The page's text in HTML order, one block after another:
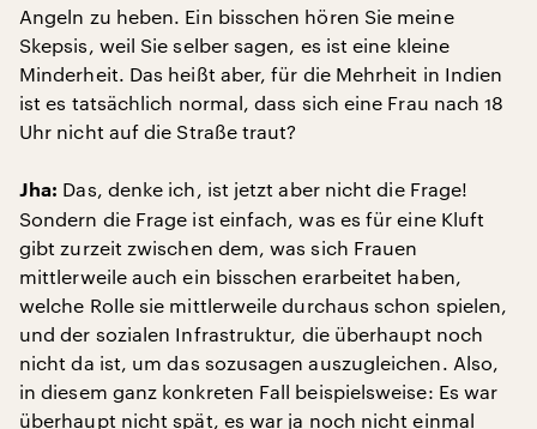
Angeln zu heben. Ein bisschen hören Sie meine
Skepsis, weil Sie selber sagen, es ist eine kleine
Minderheit. Das heißt aber, für die Mehrheit in Indien
ist es tatsächlich normal, dass sich eine Frau nach 18
Uhr nicht auf die Straße traut?
Jha: Das, denke ich, ist jetzt aber nicht die Frage!
Sondern die Frage ist einfach, was es für eine Kluft
gibt zurzeit zwischen dem, was sich Frauen
mittlerweile auch ein bisschen erarbeitet haben,
welche Rolle sie mittlerweile durchaus schon spielen,
und der sozialen Infrastruktur, die überhaupt noch
nicht da ist, um das sozusagen auszugleichen. Also,
in diesem ganz konkreten Fall beispielsweise: Es war
überhaupt nicht spät, es war ja noch nicht einmal